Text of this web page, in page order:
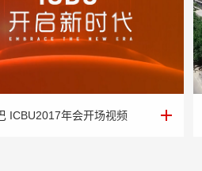
ICBU2017年会开场视频
ICBU2017年会开场视频